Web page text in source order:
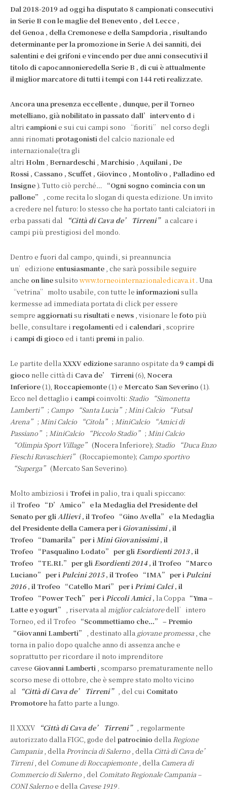
Dal 2018-2019 ad oggi ha disputato 8 campionati consecutivi
in ​​Serie B con le maglie del Benevento , del Lecce ,
del Genoa , della Cremonese e della Sampdoria , risultando
determinante per lapromozionein Serie A dei sanniti, dei
salentini e dei grifoni e vincendo per due anni consecutivi il
titolo di capocannonieredella Serie B , di cui è attualmente
ilmiglior marcatore di tutti i tempi con 144 retirealizzate.
Ancora unapresenza eccellente , dunque, per il Torneo
metelliano, già nobilitato in passato dall’intervento d i
altri campionie sui cui campi sono “fioriti” nel corso degli
anni rinomati protagonistidel calcio nazionale ed
internazionale(tra gli
altri Holm , Bernardeschi , Marchisio , Aquilani , De
Rossi , Cassano , Scuffet , Giovinco , Montolivo , Palladino ed
Insigne). Tutto ciò perché… “Ogni sogno comincia con un
pallone” , come recita lo slogan di questa edizione. Un invito
a credere nel futuro: lo stesso che ha portato tanti calciatori in
erba passati dal “Città di Cava de’ Tirreni” a calcare i
campi più prestigiosi del mondo.
Dentro e fuori dal campo, quindi, si preannuncia
un’edizione entusiasmante , che sarà possibile seguire
anche on linesulsito www.torneointernazionaledicava.it . Una
“vetrina” molto usabile, con tutte le informazionisulla
kermesse ad immediata portata di click per essere
sempre aggiornatisu risultatie news , visionare le foto più
belle, consultare i regolamentied i calendari , scoprire
i campi di gioco ed i tanti premi in palio.
Le partite dellaXXXV edizionesaranno ospitate da9 campi di
gioco nelle città di Cava de’ Tirreni (6), Nocera
Inferiore (1), Roccapiemonte (1) e Mercato San Severino (1).
Ecco nel dettaglio i campicoinvolti: Stadio “Simonetta
Lamberti” ; Campo “Santa Lucia”; Mini Calcio “Futsal
Arena” ; Mini Calcio “Citola” ; MiniCalcio “Amici di
Passiano” ; MiniCalcio “Piccolo Stadio” ; Mini Calcio
“Olimpia Sport Village” (Nocera Inferiore); Stadio “Duca Enzo
Fieschi Ravaschieri” (Roccapiemonte); Campo sportivo
“Superga” (Mercato San Severino).
Molto ambiziosi i Trofei in palio, tra i quali spiccano:
il Trofeo “D’Amico” e laMedaglia del Presidente del
Senato per gliAllievi, il Trofeo “Gino Avella” e laMedaglia
del Presidente della Cameraper i Giovanissimi, il
Trofeo “Damarila” per iMini Giovanissimi, il
Trofeo “Pasqualino Lodato” per gliEsordienti 2013, il
Trofeo “TE.RI.” per gliEsordienti 2014 , il Trofeo “Marco
Luciano” per iPulcini 2015, il Trofeo “IMA” per iPulcini
2016, il Trofeo “Catello Mari” per iPrimi Calci, il
Trofeo “Power Tech” per iPiccoli Amici, la Coppa “Yma –
Latte e yogurt” , riservata al miglior calciatoredell’intero
Torneo, ed il Trofeo “Scommettiamo che…” – Premio
“Giovanni Lamberti” , destinato alla giovane promessa , che
torna in palio dopo qualche anno di assenza anche e
soprattutto per ricordare il noto imprenditore
cavese Giovanni Lamberti , scomparso prematuramente nello
scorso mese di ottobre, che è sempre stato molto vicino
al
“Città di Cava de’ Tirreni” , del cui Comitato
Promotore ha fatto parte a lungo.
Il XXXV “Città di Cava de’ Tirreni” , regolarmente
autorizzato dalla FIGC, gode del patrocinio della Regione
Campania , della Provincia di Salerno , della Città di Cava de’
Tirreni, del Comune di Roccapiemonte, della Camera di
Commercio di Salerno , del Comitato Regionale Campania –
CONI Salernoe della Cavese 1919.